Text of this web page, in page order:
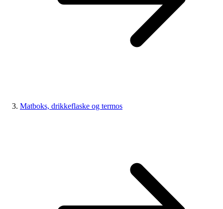
Matboks, drikkeflaske og termos